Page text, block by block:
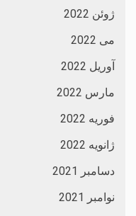
ژوئن 2022
می 2022
آوریل 2022
مارس 2022
فوریه 2022
ژانویه 2022
دسامبر 2021
نوامبر 2021